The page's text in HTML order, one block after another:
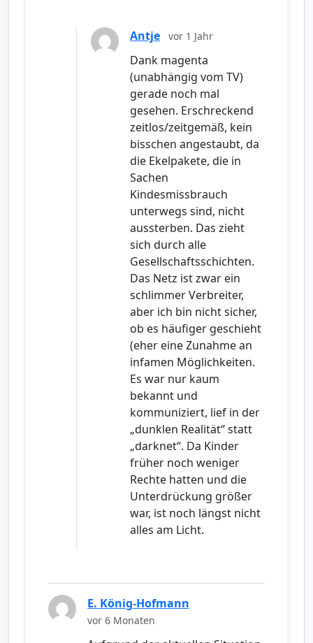
Antje vor 1 Jahr
Dank magenta
(unabhängig vom TV)
gerade noch mal
gesehen. Erschreckend
zeitlos/zeitgemäß, kein
bisschen angestaubt, da
die Ekelpakete, die in
Sachen
Kindesmissbrauch
unterwegs sind, nicht
aussterben. Das zieht
sich durch alle
Gesellschaftsschichten.
Das Netz ist zwar ein
schlimmer Verbreiter,
aber ich bin nicht sicher,
ob es häufiger geschieht
(eher eine Zunahme an
infamen Möglichkeiten.
Es war nur kaum
bekannt und
kommuniziert, lief in der
„dunklen Realität“ statt
„darknet“. Da Kinder
früher noch weniger
Rechte hatten und die
Unterdrückung größer
war, ist noch längst nicht
alles am Licht.
E. König-Hofmann
vor 6 Monaten